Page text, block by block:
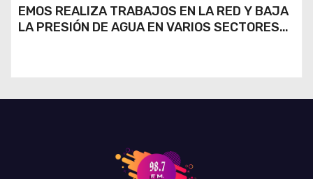
EMOS REALIZA TRABAJOS EN LA RED Y BAJA
LA PRESIÓN DE AGUA EN VARIOS SECTORES